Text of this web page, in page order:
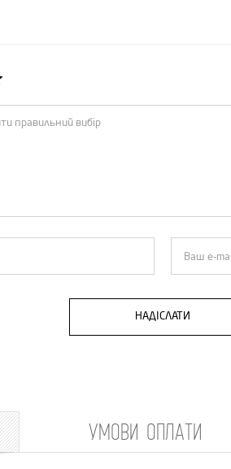
НАДІСЛАТИ
УМОВИ ОПЛАТИ